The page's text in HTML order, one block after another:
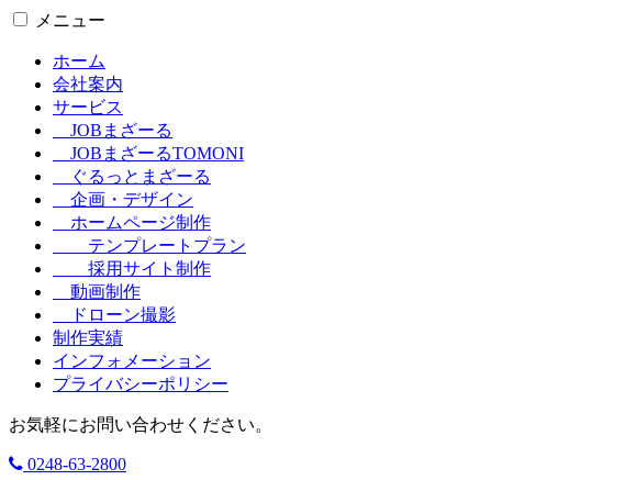
メニュー
ホーム
会社案内
サービス
JOBまざーる
JOBまざーるTOMONI
ぐるっとまざーる
企画・デザイン
ホームページ制作
テンプレートプラン
採用サイト制作
動画制作
ドローン撮影
制作実績
インフォメーション
プライバシーポリシー
お気軽にお問い合わせください。
0248-63-2800